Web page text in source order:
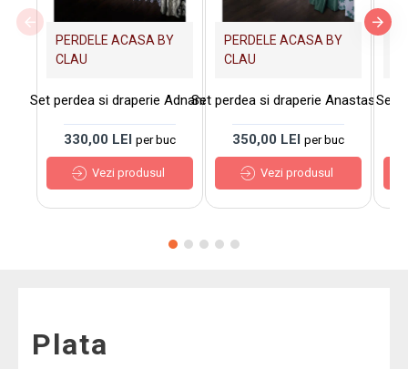
PERDELE ACASA BY
CLAU
Set perdea si draperie Adnana
330,00 LEI per buc
Vezi produsul
PERDELE ACASA BY
CLAU
Set perdea si draperie Anastasia
350,00 LEI per buc
Vezi produsul
Set
Plata